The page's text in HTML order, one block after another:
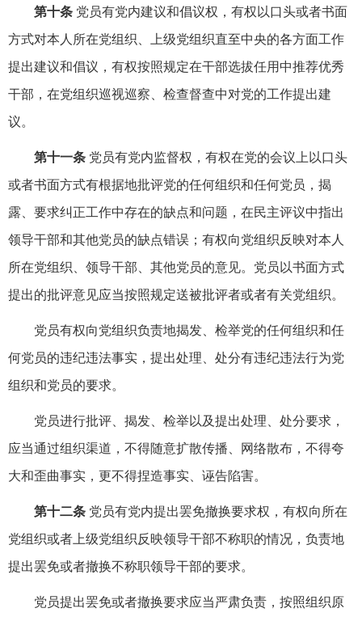
第十条 党员有党内建议和倡议权，有权以口头或者书面
方式对本人所在党组织、上级党组织直至中央的各方面工作
提出建议和倡议，有权按照规定在干部选拔任用中推荐优秀
干部，在党组织巡视巡察、检查督查中对党的工作提出建
议。
第十一条 党员有党内监督权，有权在党的会议上以口头
或者书面方式有根据地批评党的任何组织和任何党员，揭
露、要求纠正工作中存在的缺点和问题，在民主评议中指出
领导干部和其他党员的缺点错误；有权向党组织反映对本人
所在党组织、领导干部、其他党员的意见。党员以书面方式
提出的批评意见应当按照规定送被批评者或者有关党组织。
党员有权向党组织负责地揭发、检举党的任何组织和任
何党员的违纪违法事实，提出处理、处分有违纪违法行为党
组织和党员的要求。
党员进行批评、揭发、检举以及提出处理、处分要求，
应当通过组织渠道，不得随意扩散传播、网络散布，不得夸
大和歪曲事实，更不得捏造事实、诬告陷害。
第十二条 党员有党内提出罢免撤换要求权，有权向所在
党组织或者上级党组织反映领导干部不称职的情况，负责地
提出罢免或者撤换不称职领导干部的要求。
党员提出罢免或者撤换要求应当严肃负责，按照组织原